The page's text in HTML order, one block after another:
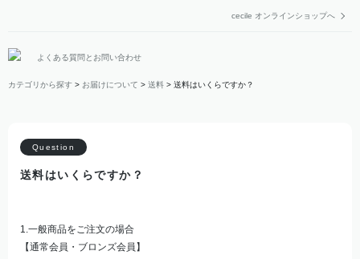
cecile オンラインショップへ
よくある質問とお問い合わせ
カテゴリから探す > お届けについて > 送料 > 送料はいくらですか？
送料はいくらですか？
1.一般商品をご注文の場合
【通常会員・ブロンズ会員】